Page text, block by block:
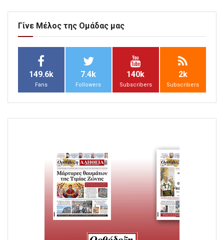
Γίνε Μέλος της Ομάδας μας
149.6k
Fans
7.4k
Followers
140k
Subscribers
2k
Subscribers